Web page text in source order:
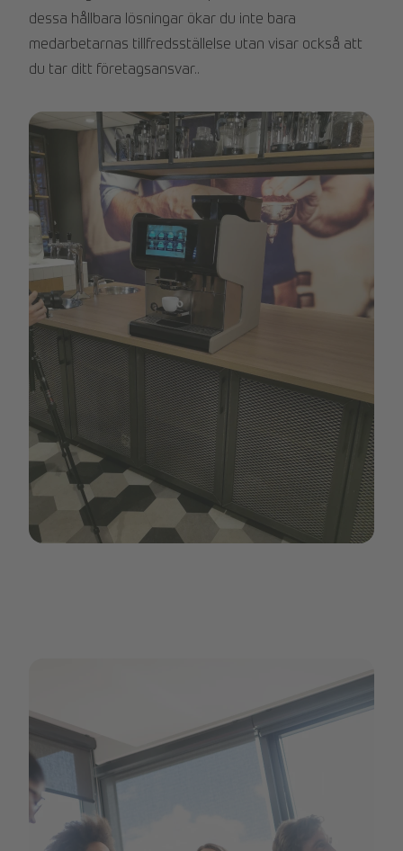
dessa hållbara lösningar ökar du inte bara
medarbetarnas tillfredsställelse utan visar också att
du tar ditt företagsansvar..